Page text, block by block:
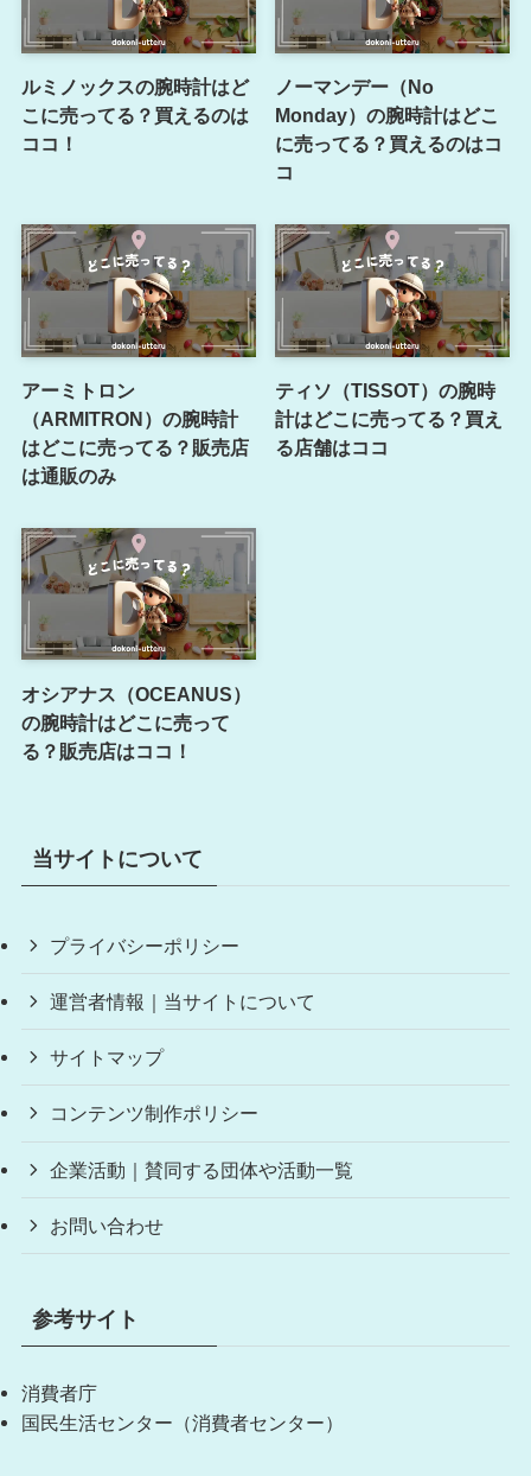
ルミノックスの腕時計はど
こに売ってる？買えるのは
ココ！
ノーマンデー（No
Monday）の腕時計はどこ
に売ってる？買えるのはコ
コ
アーミトロン
（ARMITRON）の腕時計
はどこに売ってる？販売店
は通販のみ
ティソ（TISSOT）の腕時
計はどこに売ってる？買え
る店舗はココ
オシアナス（OCEANUS）
の腕時計はどこに売って
る？販売店はココ！
当サイトについて
プライバシーポリシー
運営者情報｜当サイトについて
サイトマップ
コンテンツ制作ポリシー
企業活動｜賛同する団体や活動一覧
お問い合わせ
参考サイト
消費者庁
国民生活センター（消費者センター）